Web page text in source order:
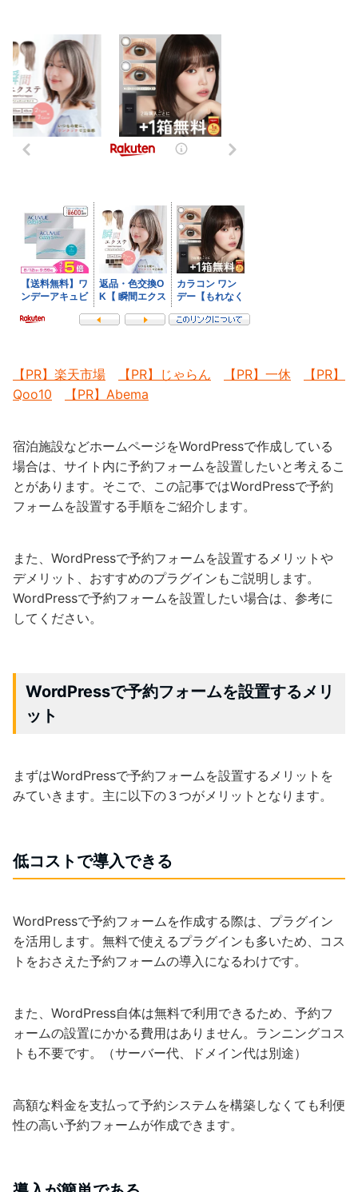
【PR】楽天市場 【PR】じゃらん 【PR】一休
【PR】
Qoo10
【PR】Abema
宿泊施設などホームページをWordPressで作成している
場合は、サイト内に予約フォームを設置したいと考えるこ
とがあります。そこで、この記事ではWordPressで予約
フォームを設置する手順をご紹介します。
また、WordPressで予約フォームを設置するメリットや
デメリット、おすすめのプラグインもご説明します。
WordPressで予約フォームを設置したい場合は、参考に
してください。
WordPressで予約フォームを設置するメリ
ット
まずはWordPressで予約フォームを設置するメリットを
みていきます。主に以下の３つがメリットとなります。
低コストで導入できる
WordPressで予約フォームを作成する際は、プラグイン
を活用します。無料で使えるプラグインも多いため、コス
トをおさえた予約フォームの導入になるわけです。
また、WordPress自体は無料で利用できるため、予約フ
ォームの設置にかかる費用はありません。ランニングコス
トも不要です。（サーバー代、ドメイン代は別途）
高額な料金を支払って予約システムを構築しなくても利便
性の高い予約フォームが作成できます。